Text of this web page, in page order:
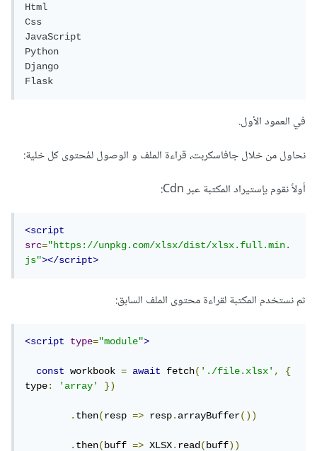
Html
Css
JavaScript
Python
Django
في العمود الأول.
نحاول من خلال جافاسكربت، قراءة الملف و الوصول لمُحتوى كل خلية:
أولاً نقوم بإستيراد المكتبة عبر Cdn:
<script
src="https://unpkg.com/xlsx/dist/xlsx.full.min.
js"></script>
ثم نستخدم المكتبة لقراءة محتوى الملف السابق:
<script type="module">
const workbook = await fetch('./file.xlsx',
{
type: 'array' })
.then(resp => resp.arrayBuffer())
.then(buff => XLSX.read(buff))